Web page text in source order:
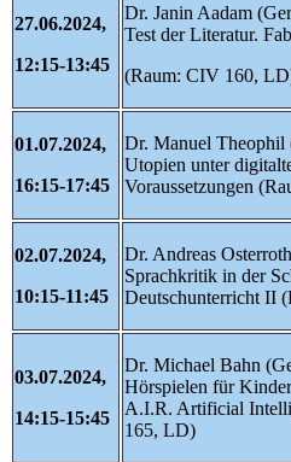
27.06.2024,
12:15-13:45
Dr. Janin Aadam
Test der Literatur.
(Raum: CIV 160,
01.07.2024,
16:15-17:45
Dr. Manuel
Utopien unter
Voraussetzungen
02.07.2024,
10:15-11:45
Dr. Andreas
Sprachkritik in der
Deutschunterricht II
03.07.2024,
14:15-15:45
Dr. Michael Bahn
Hörspielen für
A.I.R. Artificial
165, LD)